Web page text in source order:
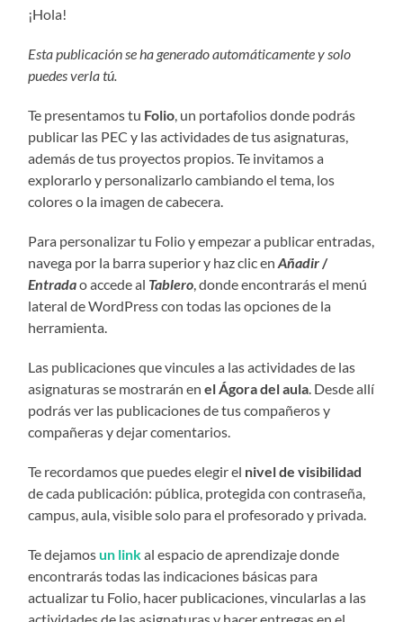
¡Hola!
Esta publicación se ha generado automáticamente y solo
puedes verla tú.
Te presentamos tu Folio, un portafolios donde podrás
publicar las PEC y las actividades de tus asignaturas,
además de tus proyectos propios. Te invitamos a
explorarlo y personalizarlo cambiando el tema, los
colores o la imagen de cabecera.
Para personalizar tu Folio y empezar a publicar entradas,
navega por la barra superior y haz clic enAñadir /
Entradao accede al Tablero, donde encontrarás el menú
lateral de WordPress con todas las opciones de la
herramienta.
Las publicaciones que vincules a las actividades de las
asignaturas se mostrarán enel Ágora del aula. Desde allí
podrás ver las publicaciones de tus compañeros y
compañeras y dejar comentarios.
Te recordamos que puedes elegir el nivel de visibilidad
de cada publicación: pública, protegida con contraseña,
campus, aula, visible solo para el profesorado y privada.
Te dejamosun linkal espacio de aprendizajedonde
encontrarás todas las indicaciones básicas para
actualizar tu Folio, hacer publicaciones, vincularlas a las